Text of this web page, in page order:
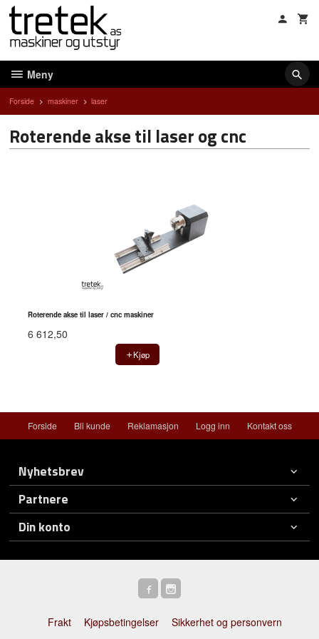
Gå
innholdet
Meny
Forside maskiner laser
Roterende akse til laser og cnc
Roterende akse til laser / cnc maskiner
6 612,50
Kjøp
Forside Bli kunde Reklamasjon Logg inn Kontakt oss
Nyhetsbrev
Partnere
Din konto
Frakt Kjøpsbetingelser Sikkerhet og personvern